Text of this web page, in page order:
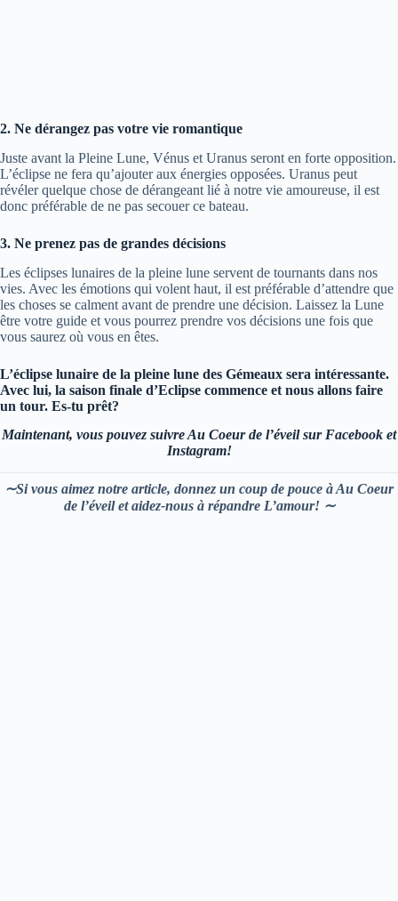
2. Ne dérangez pas votre vie romantique
Juste avant la Pleine Lune, Vénus et Uranus seront en forte opposition.
L’éclipse ne fera qu’ajouter aux énergies opposées. Uranus peut
révéler quelque chose de dérangeant lié à notre vie amoureuse, il est
donc préférable de ne pas secouer ce bateau.
3. Ne prenez pas de grandes décisions
Les éclipses lunaires de la pleine lune servent de tournants dans nos
vies. Avec les émotions qui volent haut, il est préférable d’attendre que
les choses se calment avant de prendre une décision. Laissez la Lune
être votre guide et vous pourrez prendre vos décisions une fois que
vous saurez où vous en êtes.
L’éclipse lunaire de la pleine lune des Gémeaux sera intéressante.
Avec lui, la saison finale d’Eclipse commence et nous allons faire
un tour. Es-tu prêt?
Maintenant, vous pouvez suivre Au Coeur de l’éveil sur Facebook et
Instagram!
∼Si vous aimez notre article, donnez un coup de pouce à Au Coeur
de l’éveil et aidez-nous à répandre L’amour! ∼